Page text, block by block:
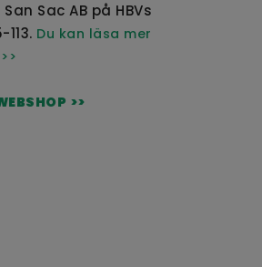
Sac AB på HBVs
Du kan läsa mer
>>